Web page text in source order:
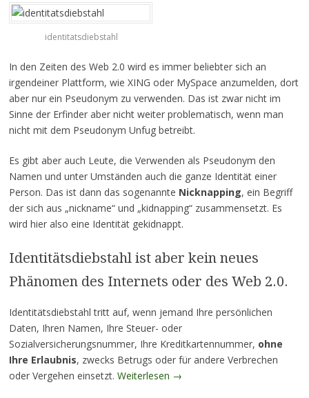
identitatsdiebstahl
In den Zeiten des Web 2.0 wird es immer beliebter sich an
irgendeiner Plattform, wie XING oder MySpace anzumelden, dort
aber nur ein Pseudonym zu verwenden. Das ist zwar nicht im
Sinne der Erfinder aber nicht weiter problematisch, wenn man
nicht mit dem Pseudonym Unfug betreibt.
Es gibt aber auch Leute, die Verwenden als Pseudonym den
Namen und unter Umständen auch die ganze Identität einer
Person. Das ist dann das sogenannte Nicknapping, ein Begriff
der sich aus „nickname“ und „kidnapping“ zusammensetzt. Es
wird hier also eine Identität gekidnappt.
Identitätsdiebstahl ist aber kein neues
Phänomen des Internets oder des Web 2.0.
Identitätsdiebstahl tritt auf, wenn jemand Ihre persönlichen
Daten, Ihren Namen, Ihre Steuer- oder
Sozialversicherungsnummer, Ihre Kreditkartennummer, ohne
Ihre Erlaubnis, zwecks Betrugs oder für andere Verbrechen
oder Vergehen einsetzt. Weiterlesen →